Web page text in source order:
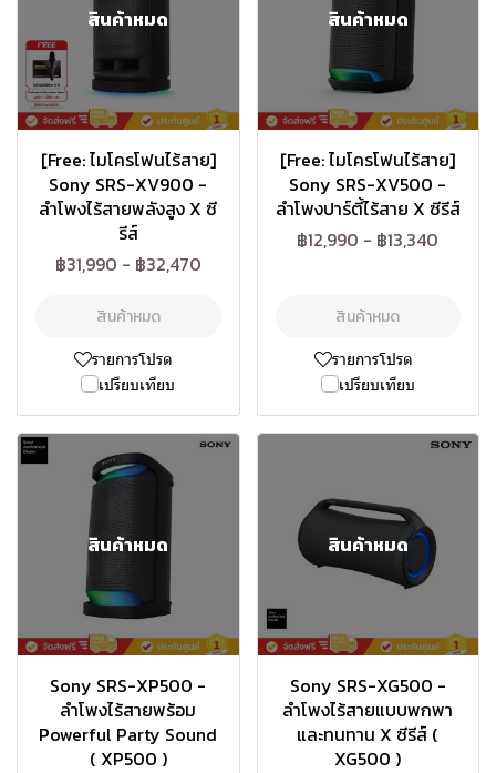
สินค้าหมด
[Free: ไมโครโฟนไร้สาย]
Sony SRS-XV900 -
ลำโพงไร้สายพลังสูง X ซี
รีส์
฿31,990 - ฿32,470
สินค้าหมด
รายการโปรด
เปรียบเทียบ
สินค้าหมด
[Free: ไมโครโฟนไร้สาย]
Sony SRS-XV500 -
ลำโพงปาร์ตี้ไร้สาย X ซีรีส์
฿12,990 - ฿13,340
สินค้าหมด
รายการโปรด
เปรียบเทียบ
สินค้าหมด
Sony SRS-XP500 -
ลำโพงไร้สายพร้อม
Powerful Party Sound
( XP500 )
สินค้าหมด
Sony SRS-XG500 -
ลำโพงไร้สายแบบพกพา
และทนทาน X ซีรีส์ (
XG500 )